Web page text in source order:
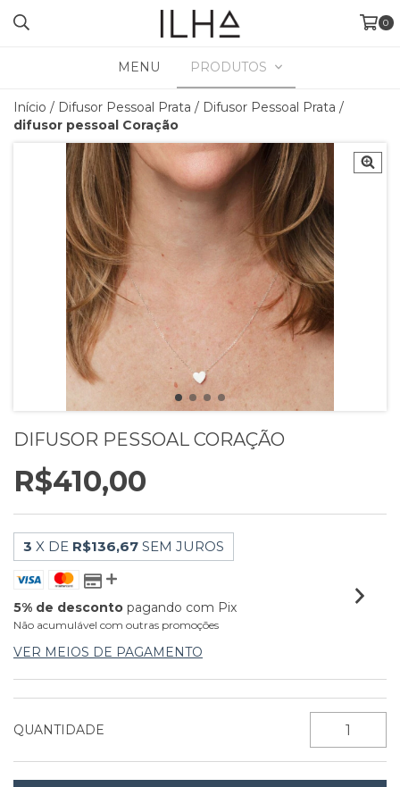
0
MENU PRODUTOS
Início / Difusor Pessoal Prata / Difusor Pessoal Prata /
difusor pessoal Coração
DIFUSOR PESSOAL CORAÇÃO
R$410,00
3 X DE R$136,67 SEM JUROS
5% de desconto pagando com Pix
Não acumulável com outras promoções
VER MEIOS DE PAGAMENTO
QUANTIDADE